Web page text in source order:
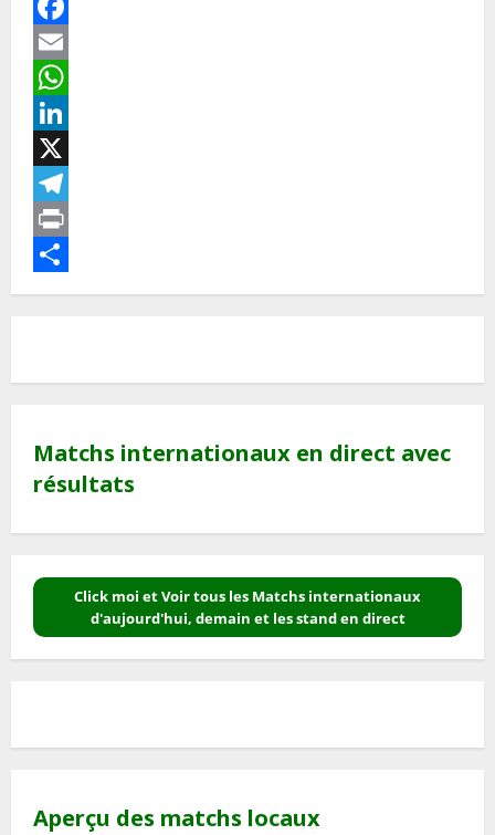
Facebook
Email
WhatsApp
LinkedIn
X
Telegram
Print
Partager
Matchs internationaux en direct avec
résultats
Click moi et Voir tous les Matchs internationaux
d'aujourd'hui, demain et les stand en direct
Aperçu des matchs locaux